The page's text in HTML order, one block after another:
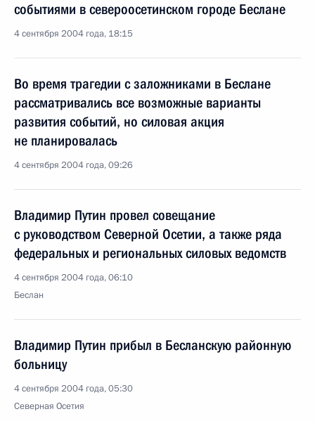
событиями в североосетинском городе Беслане
4 сентября 2004 года, 18:15
Во время трагедии с заложниками в Беслане
рассматривались все возможные варианты
развития событий, но силовая акция
не планировалась
4 сентября 2004 года, 09:26
Владимир Путин провел совещание
с руководством Северной Осетии, а также ряда
федеральных и региональных силовых ведомств
4 сентября 2004 года, 06:10
Беслан
Владимир Путин прибыл в Бесланскую районную
больницу
4 сентября 2004 года, 05:30
Северная Осетия